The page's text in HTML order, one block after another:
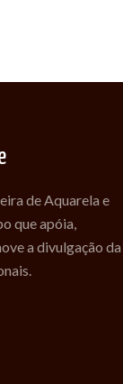
de Aquarela e
que apóia,
a divulgação da